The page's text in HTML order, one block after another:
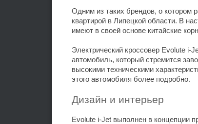
Одним из таких брендов, о котором
квартирой в Липецкой области. В
имеют в своей основе китайские
Электрический кроссовер Evolute i-
автомобиль, который стремится
высокими техническими
этого автомобиля более подробно.
Дизайн и интерьер
Evolute i-Jet выполнен в концепции